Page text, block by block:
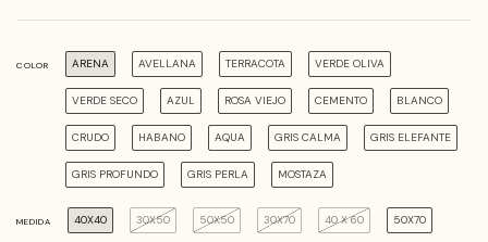
COLOR ARENA AVELLANA TERRACOTA VERDE OLIVA
VERDE SECO AZUL ROSA VIEJO CEMENTO BLANCO
CRUDO HABANO AQUA GRIS CALMA GRIS ELEFANTE
GRIS PROFUNDO GRIS PERLA MOSTAZA
MEDIDA 40X40 30X50 50X50 30X70 40 X 60 50X70